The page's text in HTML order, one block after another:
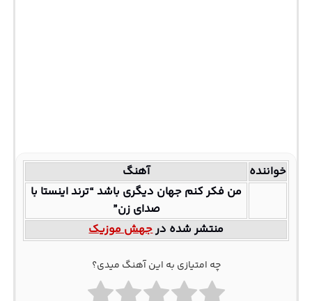
خواننده
آهنگ
من فکر کنم جهان دیگری باشد “ترند اینستا با
صدای زن”
منتشر شده درجهش موزیک
چه امتیازی به این آهنگ میدی؟